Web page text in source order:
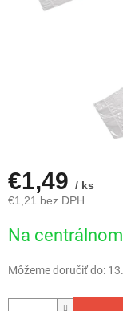
€1,49 / ks
€1,21 bez DPH
cena:
Na
Môžeme doručiť do: